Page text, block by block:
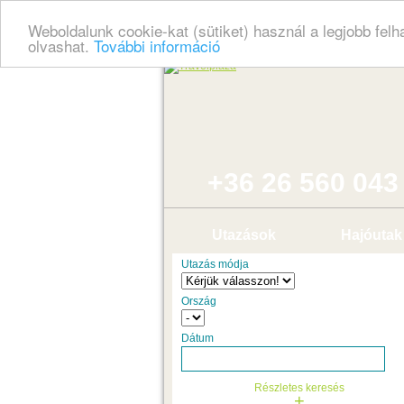
Weboldalunk cookie-kat (sütiket) használ a legjobb
olvashat. További információ
+36 26 560 043
Utazások Hajóutak
Utazás módja
Ország
Dátum
Részletes keresés